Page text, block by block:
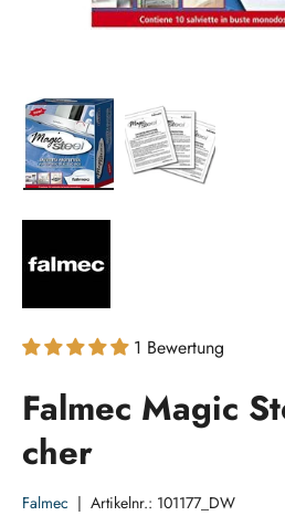
1 Bewertung
Falmec Magic
cher
Falmec | Artikelnr.: 101177_DW